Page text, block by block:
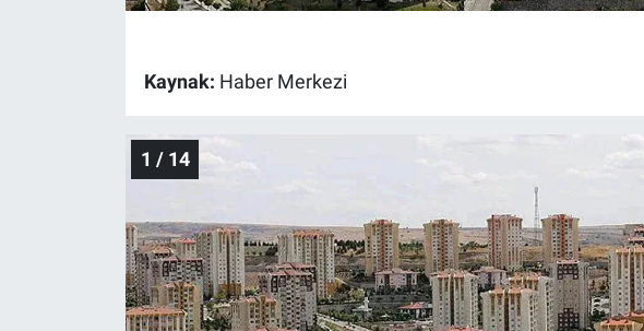
Kaynak: Haber Merkezi
1 / 14